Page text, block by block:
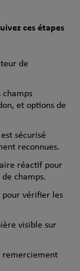
ces étapes
de
et options de
sécurisé
reconnues.
réactif pour
champs.
vérifier les
visible sur
remerciement